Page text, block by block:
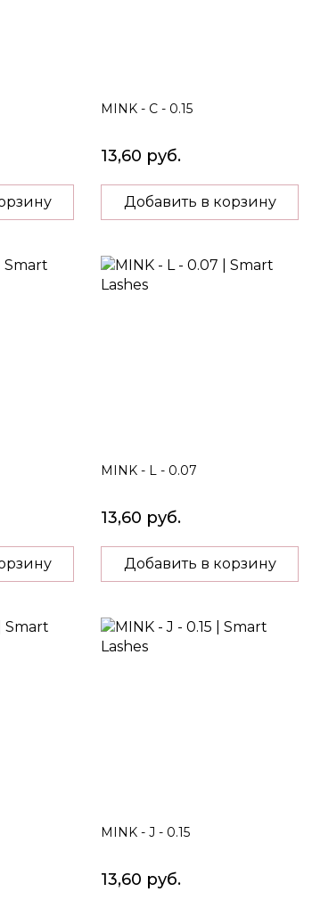
MINK - C - 0.15
13,60 руб.
Добавить в корзину
MINK - L - 0.07
13,60 руб.
Добавить в корзину
MINK - J - 0.15
13,60 руб.